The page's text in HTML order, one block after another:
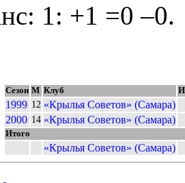
1: +1 =0 –0.
Сезон М Клуб
1999 12 «Крылья Советов» (Самара)
2000 14 «Крылья Советов» (Самара)
Итого
«Крылья Советов» (Самара)